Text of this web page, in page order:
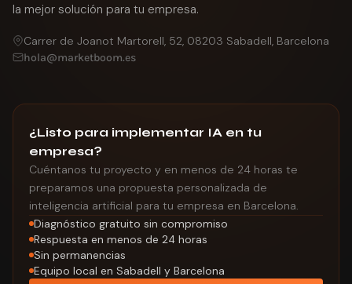
la mejor solución para tu empresa.
Carrer de Joanot Martorell, 52, 08203 Sabadell, Barcelona
hola@marketboom.es
¿Listo para implementar IA en tu
empresa?
Cuéntanos tu proyecto y en menos de 24 horas te
preparamos una propuesta personalizada de
inteligencia artificial para tu empresa en Barcelona.
Diagnóstico gratuito sin compromiso
Respuesta en menos de 24 horas
Sin permanencias
Equipo local en Sabadell y Barcelona